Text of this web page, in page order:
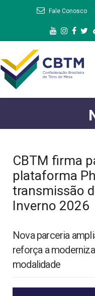
Fale Conosco
CBTM firma
plataforma
transmissão
Inverno 2026
Nova parceria
reforça a
modalidade